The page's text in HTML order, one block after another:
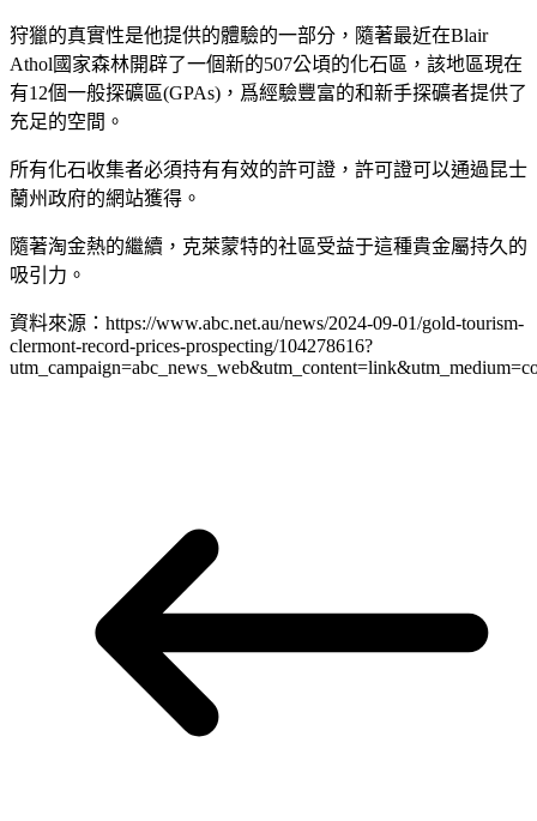
狩獵的真實性是他提供的體驗的一部分，隨著最近在Blair
Athol國家森林開辟了一個新的507公頃的化石區，該地區現在
有12個一般探礦區(GPAs)，爲經驗豐富的和新手探礦者提供了
充足的空間。
所有化石收集者必須持有有效的許可證，許可證可以通過昆士
蘭州政府的網站獲得。
隨著淘金熱的繼續，克萊蒙特的社區受益于這種貴金屬持久的
吸引力。
資料來源：https://www.abc.net.au/news/2024-09-01/gold-tourism-
clermont-record-prices-prospecting/104278616?